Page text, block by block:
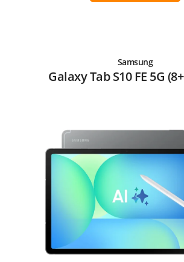
Samsung
Galaxy Tab S10 FE 5G